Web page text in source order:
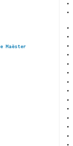
Maëster